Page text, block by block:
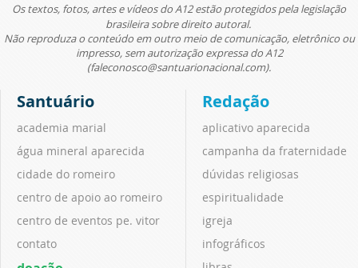
Os textos, fotos, artes e vídeos do A12 estão protegidos pela legislação
brasileira sobre direito autoral.
Não reproduza o conteúdo em outro meio de comunicação, eletrônico ou
impresso, sem autorização expressa do A12
(faleconosco@santuarionacional.com).
Santuário
academia marial
água mineral aparecida
cidade do romeiro
centro de apoio ao romeiro
centro de eventos pe. vitor
contato
Redação
aplicativo aparecida
campanha da fraternidade
dúvidas religiosas
espiritualidade
igreja
infográficos